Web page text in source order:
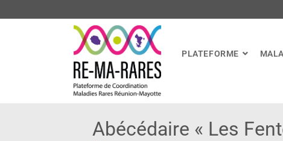
PLATEFORME
Abécédaire « Les